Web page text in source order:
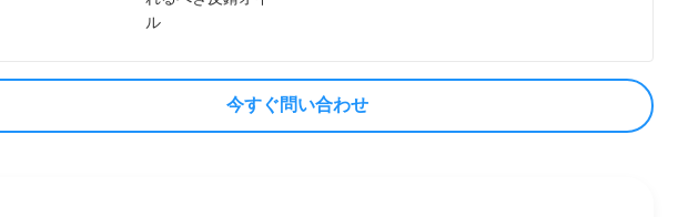
ル
今すぐ問い合わせ